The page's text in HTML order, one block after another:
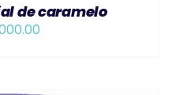
de caramelo